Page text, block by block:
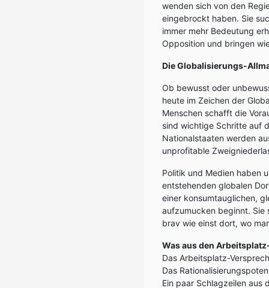
wenden sich von den
eingebrockt haben. Sie
immer mehr Bedeutung
Opposition und bringen
Die Globalisierungs-
Ob bewusst oder
heute im Zeichen der
Menschen schafft die
sind wichtige Schritte auf
Nationalstaaten werden
unprofitable
Politik und Medien haben
entstehenden globalen
einer konsumtauglichen,
aufzumucken beginnt. Sie
brav wie einst dort, wo
Was aus den
Das Arbeitsplatz-
Das
Ein paar Schlagzeilen aus